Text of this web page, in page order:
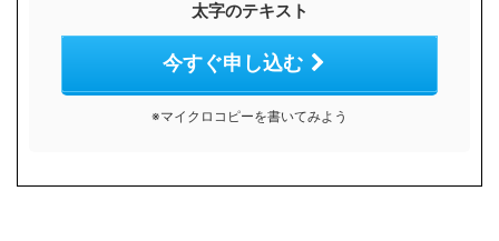
太字のテキスト
今すぐ申し込む
※マイクロコピーを書いてみよう